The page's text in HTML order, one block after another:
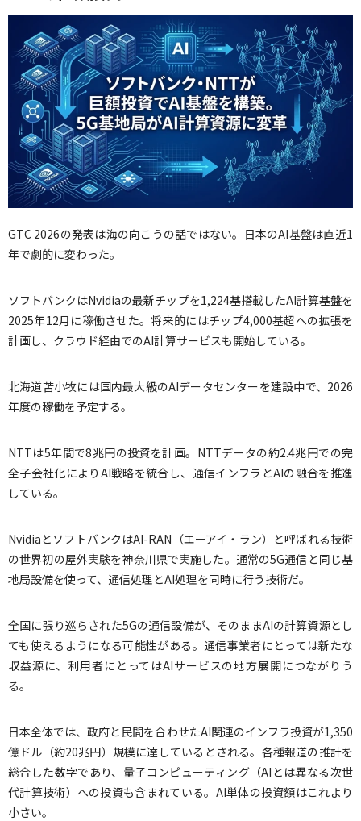
GTC 2026の発表は海の向こうの話ではない。日本のAI基盤は直近1
年で劇的に変わった。
ソフトバンクはNvidiaの最新チップを1,224基搭載したAI計算基盤を
2025年12月に稼働させた。将来的にはチップ4,000基超への拡張を
計画し、クラウド経由でのAI計算サービスも開始している。
北海道苫小牧には国内最大級のAIデータセンターを建設中で、2026
年度の稼働を予定する。
NTTは5年間で8兆円の投資を計画。NTTデータの約2.4兆円での完
全子会社化によりAI戦略を統合し、通信インフラとAIの融合を推進
している。
NvidiaとソフトバンクはAI-RAN（エーアイ・ラン）と呼ばれる技術
の世界初の屋外実験を神奈川県で実施した。通常の5G通信と同じ基
地局設備を使って、通信処理とAI処理を同時に行う技術だ。
全国に張り巡らされた5Gの通信設備が、そのままAIの計算資源とし
ても使えるようになる可能性がある。通信事業者にとっては新たな
収益源に、利用者にとってはAIサービスの地方展開につながりう
る。
日本全体では、政府と民間を合わせたAI関連のインフラ投資が1,350
億ドル（約20兆円）規模に達しているとされる。各種報道の推計を
総合した数字であり、量子コンピューティング（AIとは異なる次世
代計算技術）への投資も含まれている。AI単体の投資額はこれより
小さい。